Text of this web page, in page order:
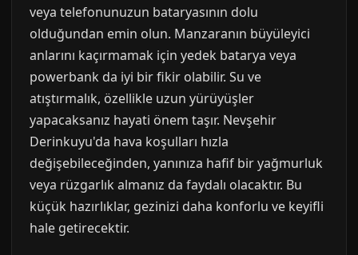
veya telefonunuzun bataryasının dolu
olduğundan emin olun. Manzaranın büyüleyici
anlarını kaçırmamak için yedek batarya veya
powerbank da iyi bir fikir olabilir. Su ve
atıştırmalık, özellikle uzun yürüyüşler
yapacaksanız hayati önem taşır. Nevşehir
Derinkuyu'da hava koşulları hızla
değişebileceğinden, yanınıza hafif bir yağmurluk
veya rüzgarlık almanız da faydalı olacaktır. Bu
küçük hazırlıklar, gezinizi daha konforlu ve keyifli
hale getirecektir.